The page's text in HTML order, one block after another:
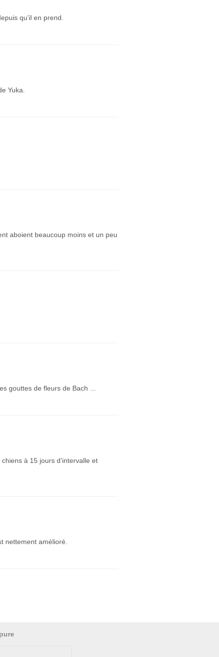
qu’il en prend.
Yuka.
aboient beaucoup moins et un peu
gouttes de fleurs de Bach ...
à 15 jours d’intervalle et
nettement amélioré.